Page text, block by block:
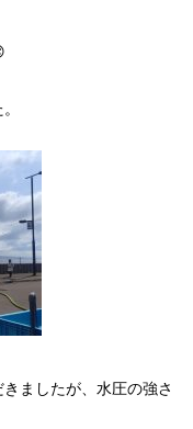
ましたが、水圧の強さ